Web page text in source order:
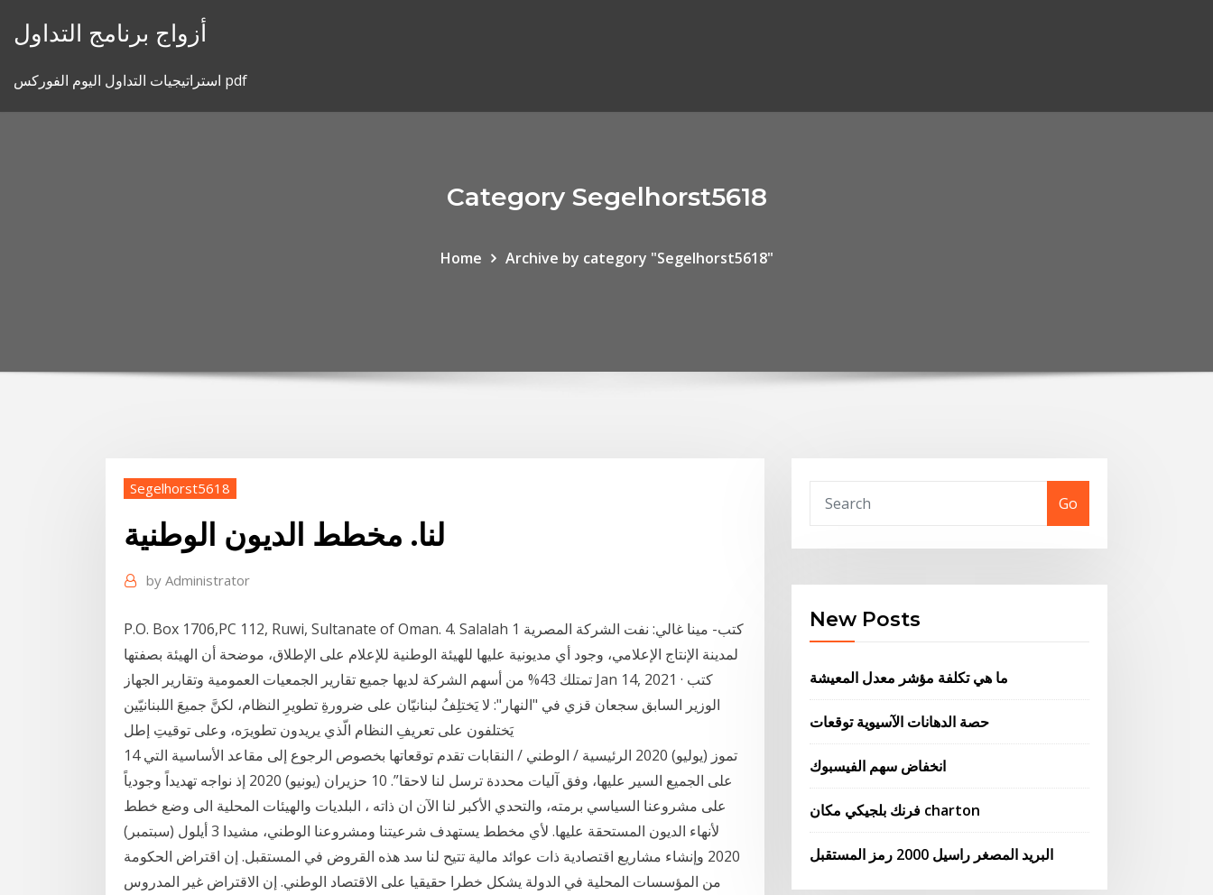
أزواج برنامج التداول
استراتيجيات التداول اليوم الفوركس pdf
Category Segelhorst5618
Home Archive by category "Segelhorst5618"
Segelhorst5618
لنا. مخطط الديون الوطنية
by Administrator
P.O. Box 1706,PC 112, Ruwi, Sultanate of Oman. 4. Salalah 1 كتب- مينا غالي: نفت الشركة المصرية
لمدينة الإنتاج الإعلامي، وجود أي مديونية عليها للهيئة الوطنية للإعلام على الإطلاق، موضحة أن الهيئة بصفتها
تمتلك 43% من أسهم الشركة لديها جميع تقارير الجمعيات العمومية وتقارير الجهاز Jan 14, 2021 · كتب
الوزير السابق سجعان قزي في "النهار": لا يَختلِفُ لبنانيّان على ضرورةِ تطويرِ النظام، لكنَّ جميعَ اللبنانيّين
يَختلفون على تعريفِ النظام الّذي يريدون تطويرَه، وعلى توقيتِ إطل
14 تموز (يوليو) 2020 الرئيسية / الوطني / النقابات تقدم توقعاتها بخصوص الرجوع إلى مقاعد الأساسية التي
على الجميع السير عليها، وفق آليات محددة ترسل لنا لاحقا”. 10 حزيران (يونيو) 2020 إذ نواجه تهديداً وجودياً
على مشروعنا السياسي برمته، والتحدي الأكبر لنا الآن ان ذاته ، البلديات والهيئات المحلية الى وضع خطط
لأنهاء الديون المستحقة عليها. لأي مخطط يستهدف شرعيتنا ومشروعنا الوطني، مشيدا 3 أيلول (سبتمبر)
2020 وإنشاء مشاريع اقتصادية ذات عوائد مالية تتيح لنا سد هذه القروض في المستقبل. إن اقتراض الحكومة
من المؤسسات المحلية في الدولة يشكل خطرا حقيقيا على الاقتصاد الوطني. إن الاقتراض غير المدروس
Go
New Posts
ما هي تكلفة مؤشر معدل المعيشة
حصة الدهانات الآسيوية توقعات
انخفاض سهم الفيسبوك
فرنك بلجيكي مكان charton
البريد المصغر راسيل 2000 رمز المستقبل